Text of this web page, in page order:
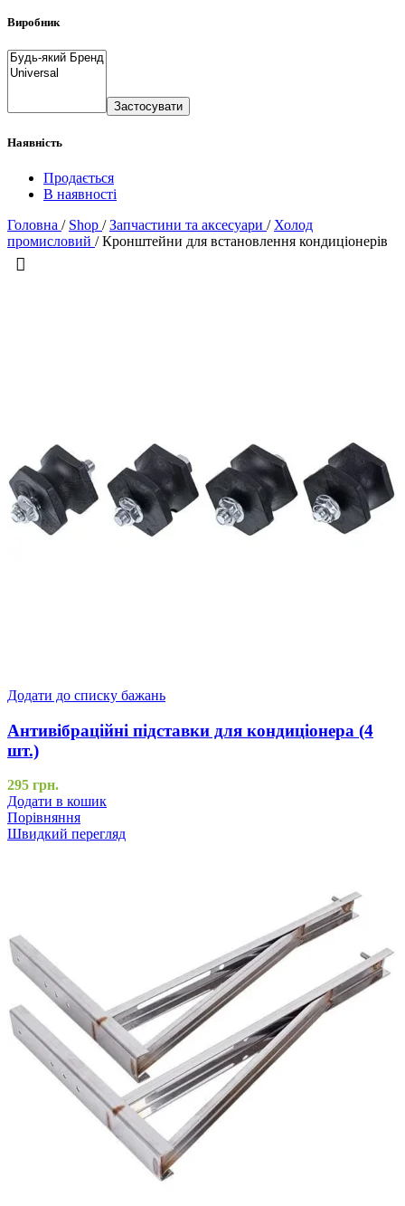
Виробник
Застосувати
Наявність
Продається
В наявності
Головна / Shop / Запчастини та аксесуари / Холод
промисловий / Кронштейни для встановлення кондиціонерів
Додати до списку бажань
Антивібраційні підставки для кондиціонера (4
шт.)
295 грн.
Додати в кошик
Порівняння
Швидкий перегляд